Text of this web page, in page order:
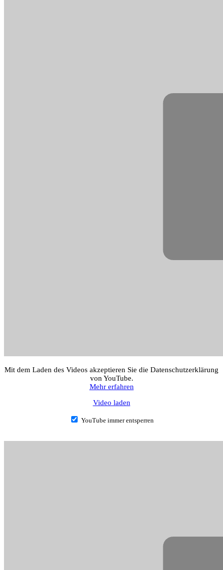
Mit dem Laden des Videos akzeptieren Sie die Datenschutzerklärung
von YouTube.
Mehr erfahren
Video laden
YouTube immer entsperren